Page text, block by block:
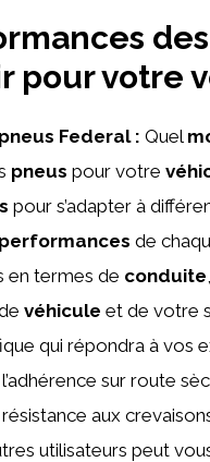
pour votre
Federal : Quel
pneus pour votre
pour s’adapter à
performances de
en termes de conduite
véhicule et de votre
qui répondra à vos
sur route
aux
utilisateurs peut